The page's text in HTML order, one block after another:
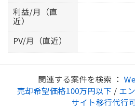
利益/月（直
近）
PV/月（直近）
関連する案件を検索 ：
売却希望価格100万円以下 / エ
サイト移行代行